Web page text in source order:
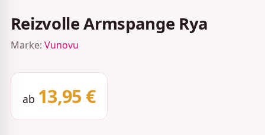
Reizvolle Armspange Rya
Marke: Vunovu
ab 13,95 €